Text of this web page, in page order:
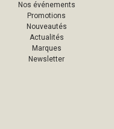
Nos événements
Promotions
Nouveautés
Actualités
Marques
Newsletter